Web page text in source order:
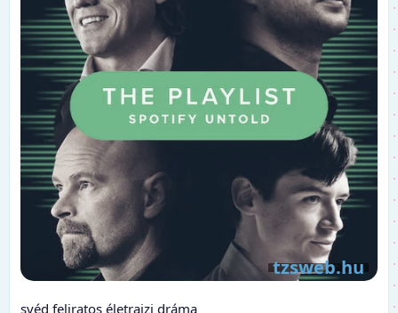
svéd feliratos életrajzi dráma